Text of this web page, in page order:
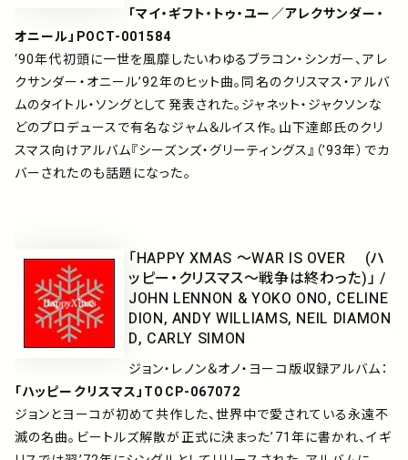
「マイ・ギフト・トゥ・ユー／アレクサンダー・
オニール」POCT-001584
‘90年代初頭に一世を風靡したいわゆるブラコン・シンガー、アレ
クサンダー・オニール’92年のヒット曲。同名のクリスマス・アルバ
ムのタイトル・ソングとして発表された。ジャネット・ジャクソンな
どのプロデュースで有名なジャム＆ルイス作。山下達郎氏のクリ
スマス向けアルバム『シーズンズ・グリーティングス』（’93年）でカ
バーされたのも話題になった。
「HAPPY XMAS ～WAR IS OVER (ハ
ッピー・クリスマス～戦争は終わった)」 /
JOHN LENNON & YOKO ONO, CELINE
DION, ANDY WILLIAMS, NEIL DIAMON
D, CARLY SIMON
ジョン・レノン＆オノ・ヨーコ版収録アルバム：
「ハッピークリスマス」TOCP-067072
ジョンとヨーコが初めて共作した、世界中で愛されている永遠不
滅の名曲。ビートルズ解散が正式に決まった’71年に書かれ、イギ